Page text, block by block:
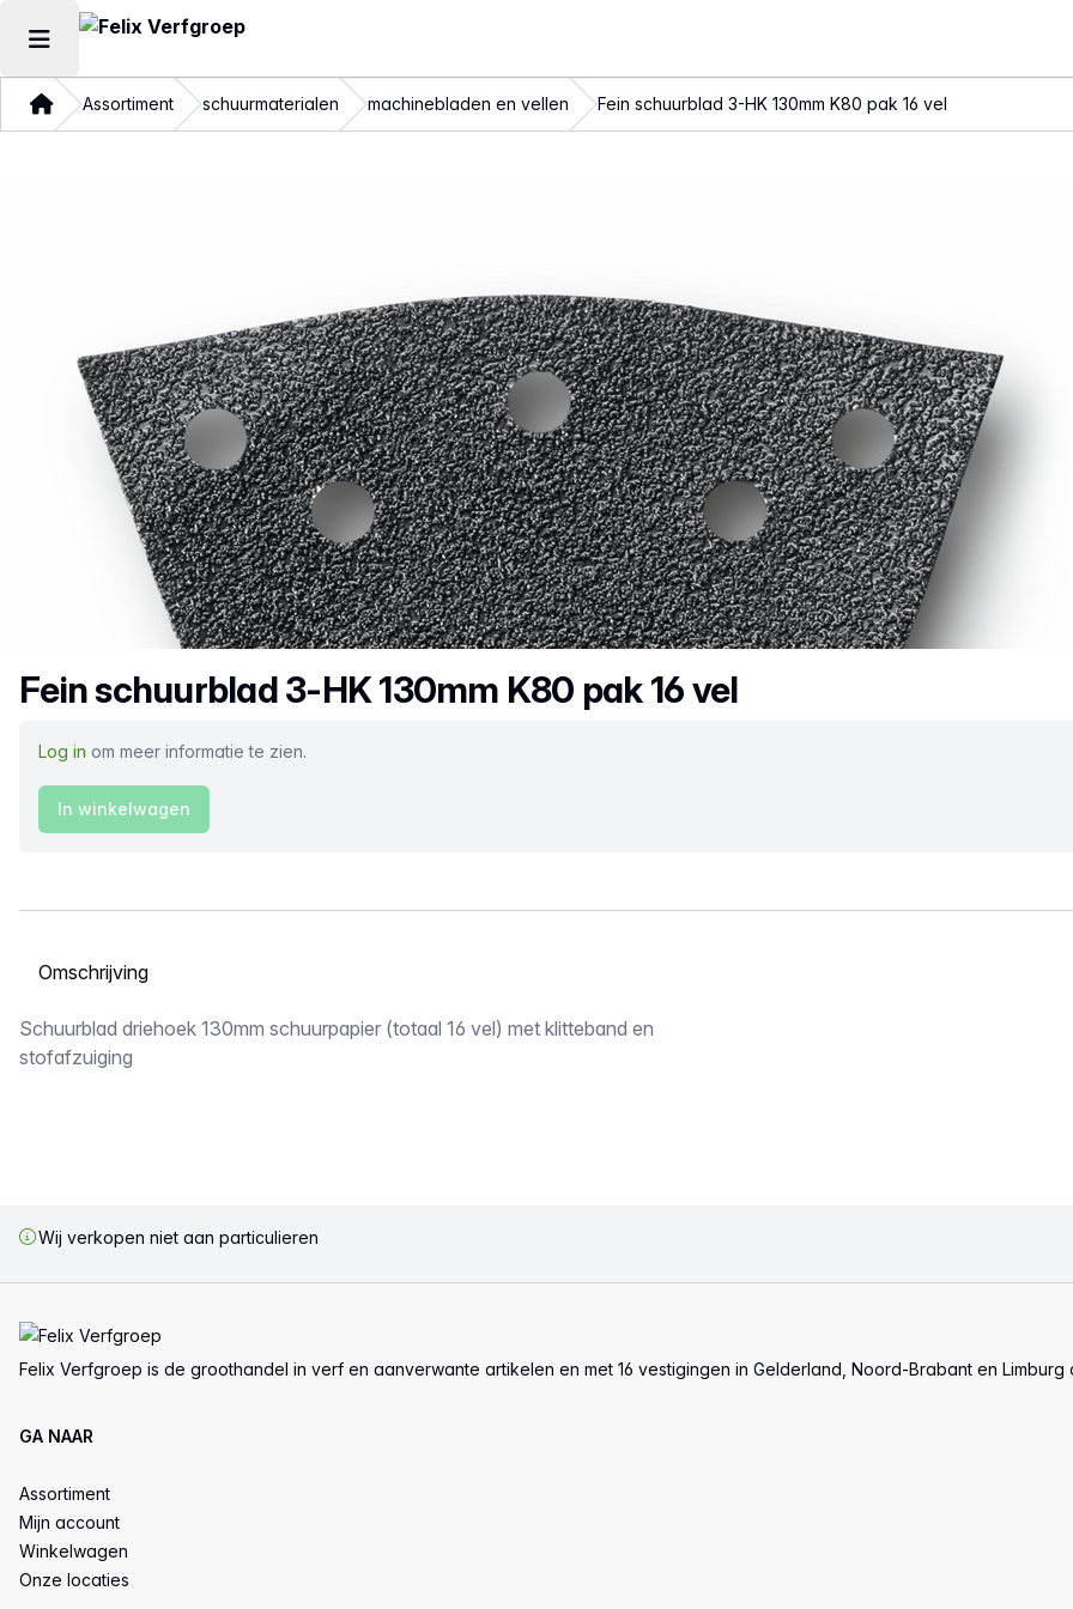
Hoofdmenu openen
ThuisAssortiment schuurmaterialen machinebladen en vellen Fein schuurblad 3-HK 130mm K80 pak 16 vel
Productnaam
Fein schuurblad 3-HK 130mm K80 pak 16 vel
Log in om meer informatie te zien.
In winkelwagen
Selecteer een tabblad
Omschrijving
Schuurblad driehoek 130mm schuurpapier (totaal 16 vel) met klitteband en
stofafzuiging
Wij verkopen niet aan particulieren
Felix Verfgroep is de groothandel in verf en aanverwante artikelen en met 16 vestigingen in Gelderland, Noord-Brabant en Limburg
GA NAAR
Assortiment
Mijn account
Winkelwagen
Onze locaties